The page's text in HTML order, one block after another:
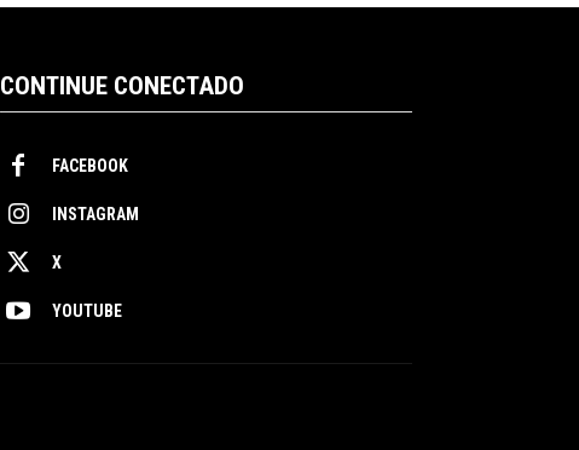
CONTINUE CONECTADO
FACEBOOK
INSTAGRAM
X
YOUTUBE